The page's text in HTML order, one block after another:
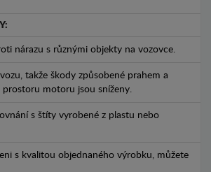
nárazu s různými objekty na vozovce.
takže škody způsobené prahem a
motoru jsou sníženy.
s štíty vyrobené z plastu nebo
s kvalitou objednaného výrobku, můžete